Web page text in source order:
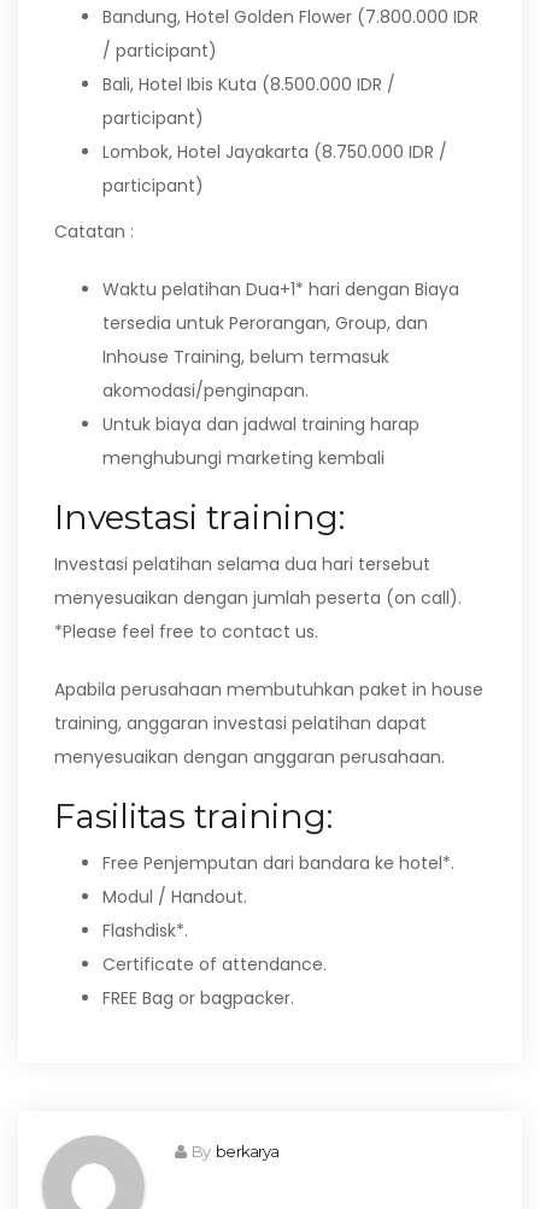
Bandung, Hotel Golden Flower (7.800.000 IDR
/ participant)
Bali, Hotel Ibis Kuta (8.500.000 IDR /
participant)
Lombok, Hotel Jayakarta (8.750.000 IDR /
participant)
Catatan :
Waktu pelatihan Dua+1* hari dengan Biaya
tersedia untuk Perorangan, Group, dan
Inhouse Training, belum termasuk
akomodasi/penginapan.
Untuk biaya dan jadwal training harap
menghubungi marketing kembali
Investasi training:
Investasi pelatihan selama dua hari tersebut
menyesuaikan dengan jumlah peserta (on call).
*Please feel free to contact us.
Apabila perusahaan membutuhkan paket in house
training, anggaran investasi pelatihan dapat
menyesuaikan dengan anggaran perusahaan.
Fasilitas training:
Free Penjemputan dari bandara ke hotel*.
Modul / Handout.
Flashdisk*.
Certificate of attendance.
FREE Bag or bagpacker.
By berkarya